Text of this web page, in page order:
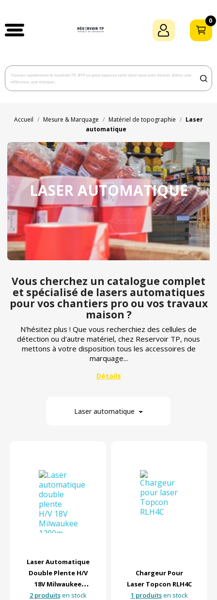
0
Accueil Mesure & Marquage Matériel de topographie
Laser
automatique
LASER AUTOMATIQUE
Vous cherchez un catalogue complet
et spécialisé de lasers automatiques
pour vos chantiers pro ou vos travaux
maison ?
N'hésitez plus ! Que vous recherchiez des cellules de
détection ou d'autre matériel, chez Reservoir TP, nous
mettons à votre disposition tous les accessoires de
marquage...
En stock 8 Par prix
Laser automatique
Laser Automatique
Double Plente H/V
18V Milwaukee
1200m
2 produitsen stock
Chargeur Pour
Laser Topcon RLH4C
1 produitsen stock